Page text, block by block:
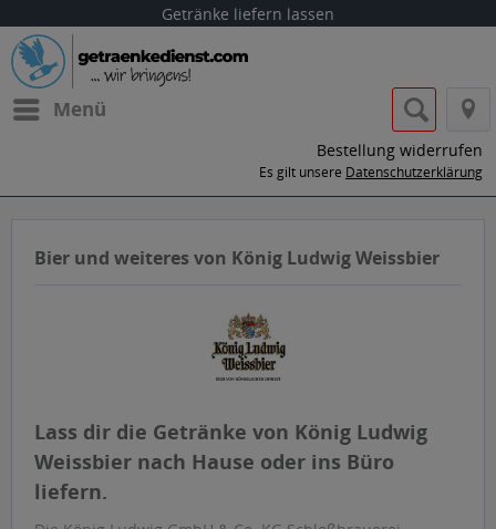
Getränke liefern lassen
Menü
Bestellung widerrufen
Es gilt unsere Datenschutzerklärung
Bier und weiteres von König Ludwig Weissbier
Lass dir die Getränke von König Ludwig
Weissbier nach Hause oder ins Büro
liefern.